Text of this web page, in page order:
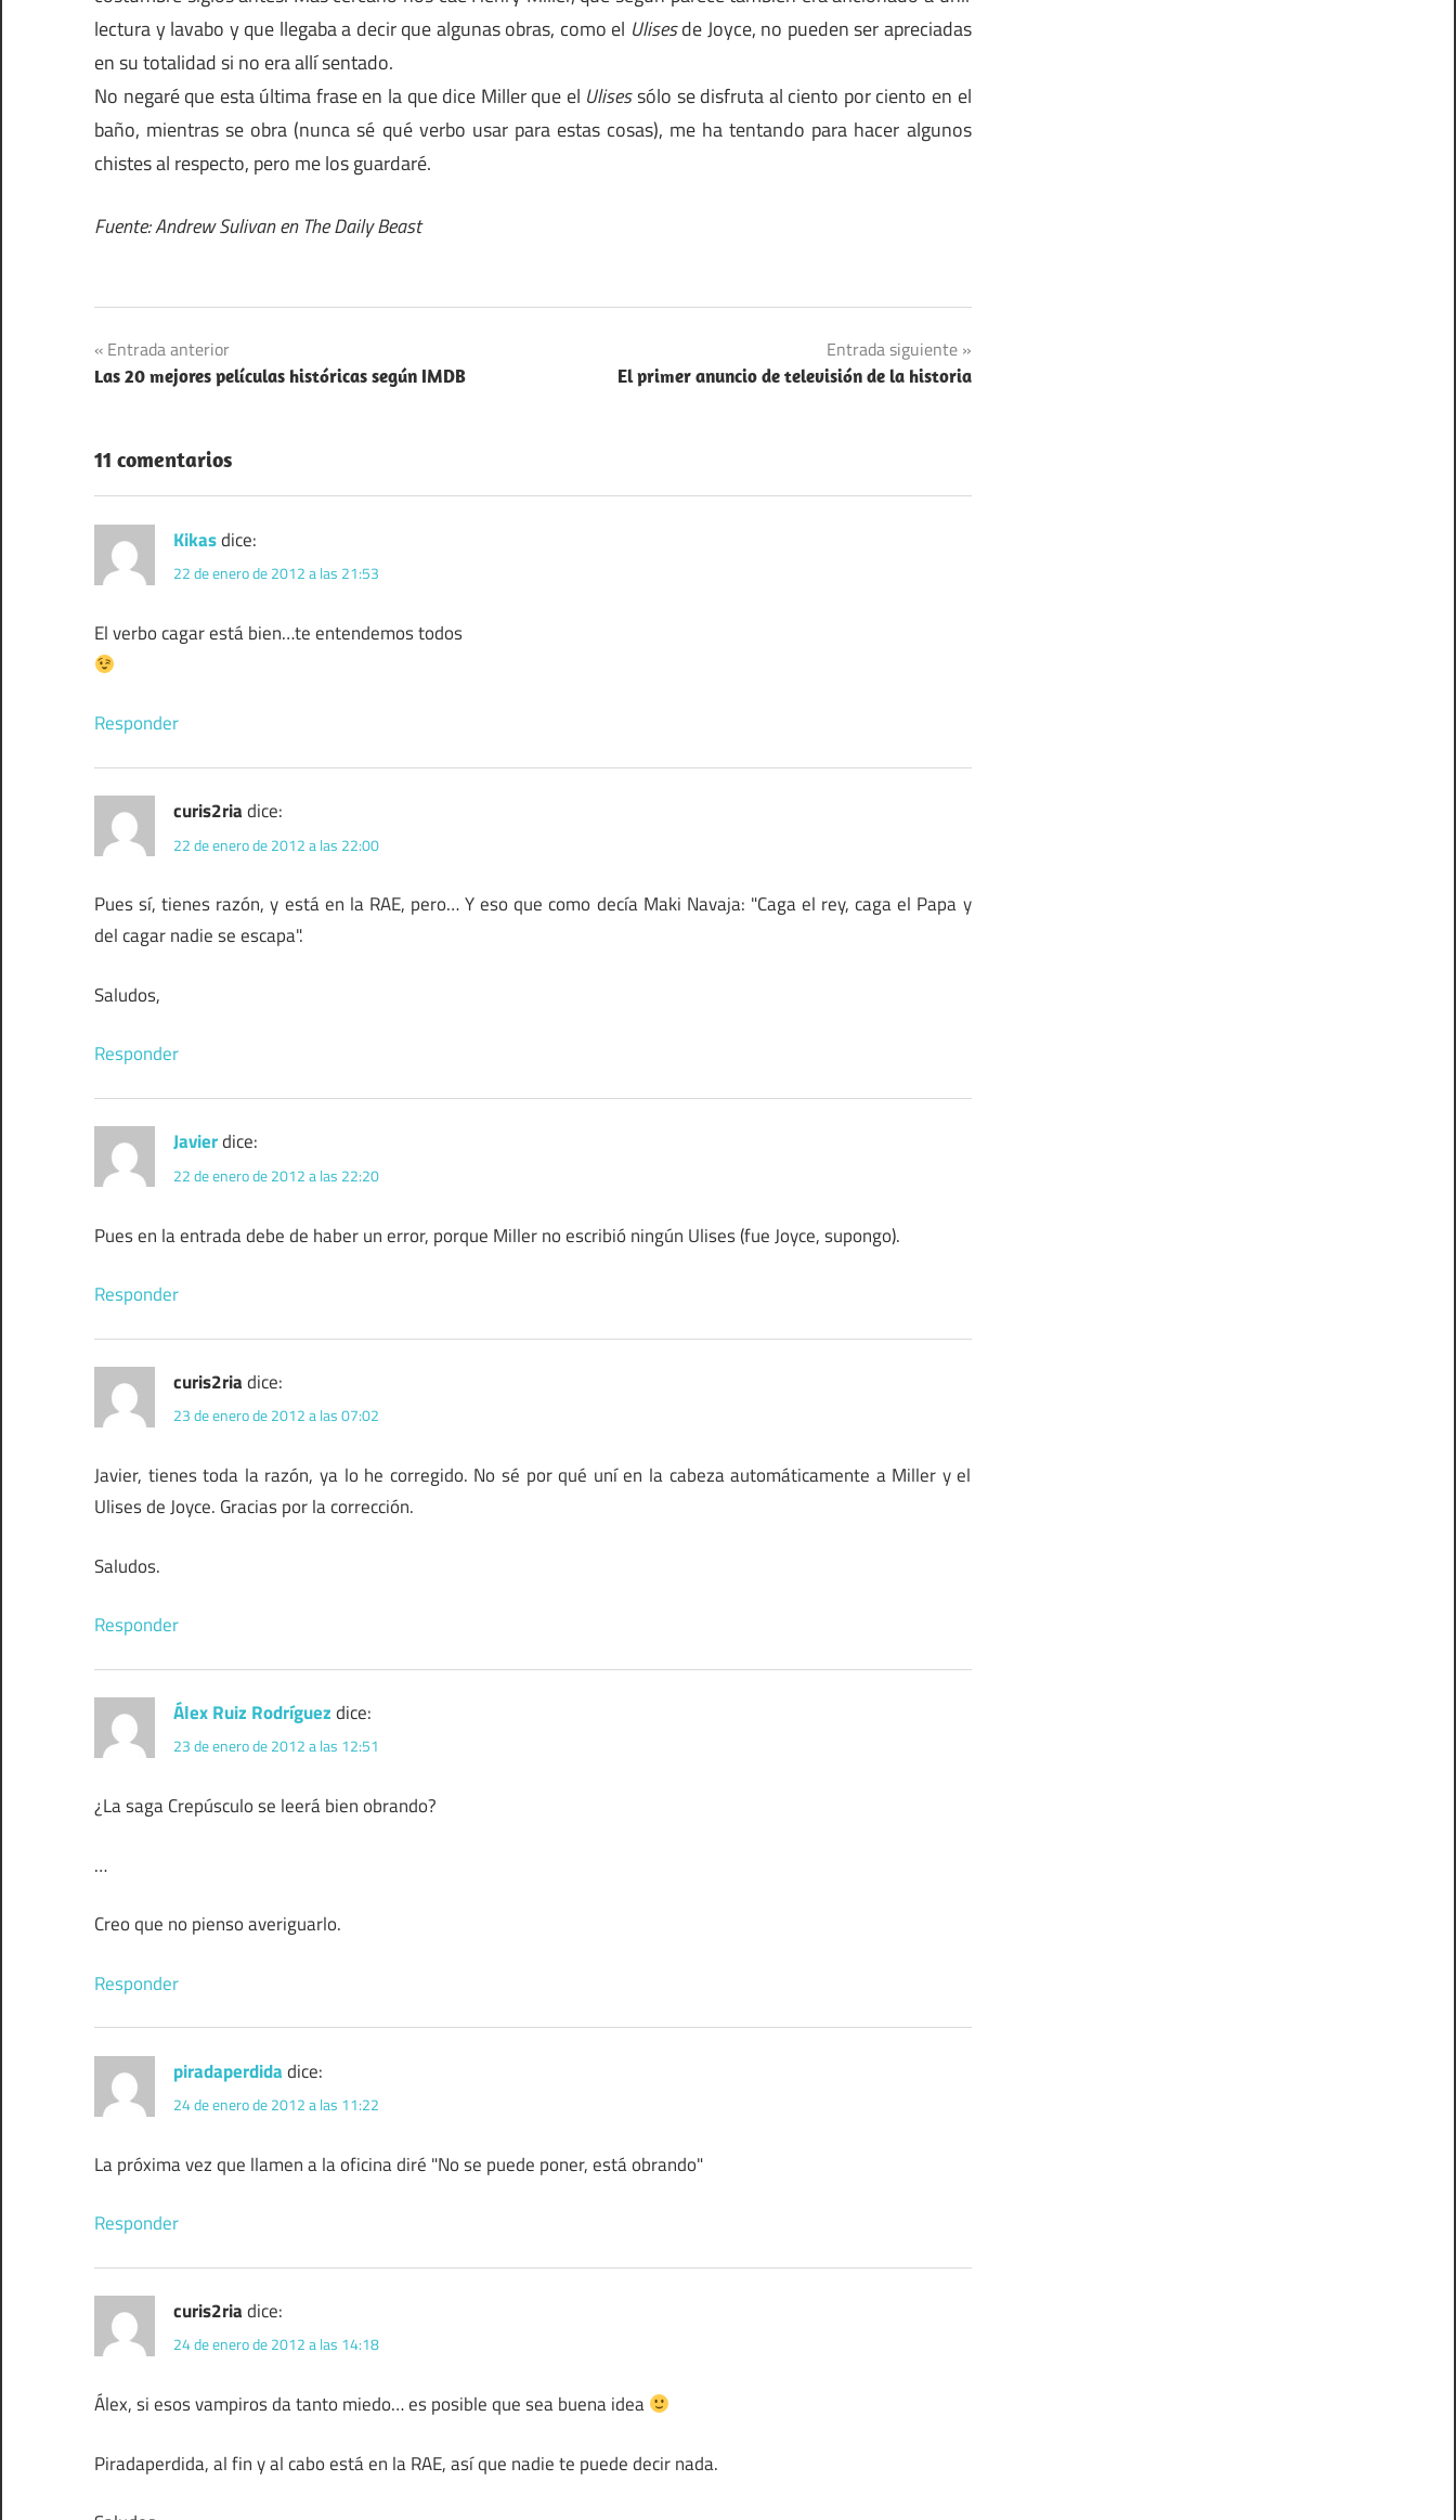
lectura y lavabo y que llegaba a decir que algunas obras, como el Ulisesde Joyce, no pueden ser apreciadas
en su totalidad si no era allí sentado.
No negaré que esta última frase en la que dice Miller que el Ulisessólo se disfruta al ciento por ciento en el
baño, mientras se obra (nunca sé qué verbo usar para estas cosas), me ha tentando para hacer algunos
chistes al respecto, pero me los guardaré.
Fuente: Andrew Sulivan en The Daily Beast
Navegación
de
Entrada anterior
Las 20 mejores películas históricas según IMDB
Entrada siguiente
El primer anuncio de televisión de la historia
11 comentarios
Kikasdice:
22 de enero de 2012 a las 21:53
El verbo cagar está bien…te entendemos todos
Responder
curis2riadice:
22 de enero de 2012 a las 22:00
Pues sí, tienes razón, y está en la RAE, pero… Y eso que como decía Maki Navaja: "Caga el rey, caga el Papa y
del cagar nadie se escapa".
Saludos,
Responder
Javierdice:
22 de enero de 2012 a las 22:20
Pues en la entrada debe de haber un error, porque Miller no escribió ningún Ulises (fue Joyce, supongo).
Responder
curis2riadice:
23 de enero de 2012 a las 07:02
Javier, tienes toda la razón, ya lo he corregido. No sé por qué uní en la cabeza automáticamente a Miller y el
Ulises de Joyce. Gracias por la corrección.
Saludos.
Responder
Álex Ruiz Rodríguezdice:
23 de enero de 2012 a las 12:51
¿La saga Crepúsculo se leerá bien obrando?
…
Creo que no pienso averiguarlo.
Responder
piradaperdidadice:
24 de enero de 2012 a las 11:22
La próxima vez que llamen a la oficina diré "No se puede poner, está obrando"
Responder
curis2riadice:
24 de enero de 2012 a las 14:18
Álex, si esos vampiros da tanto miedo… es posible que sea buena idea
Piradaperdida, al fin y al cabo está en la RAE, así que nadie te puede decir nada.